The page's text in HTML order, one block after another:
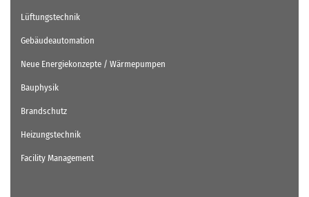
Lüftungstechnik
Gebäudeautomation
Neue Energiekonzepte / Wärmepumpen
Bauphysik
Brandschutz
Heizungstechnik
Facility Management